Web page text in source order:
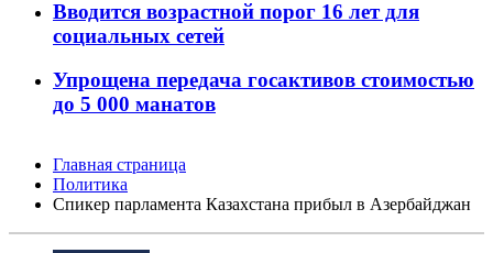
Вводится возрастной порог 16 лет для
социальных сетей
Упрощена передача госактивов стоимостью
до 5 000 манатов
Главная страница
Политика
Спикер парламента Казахстана прибыл в Азербайджан